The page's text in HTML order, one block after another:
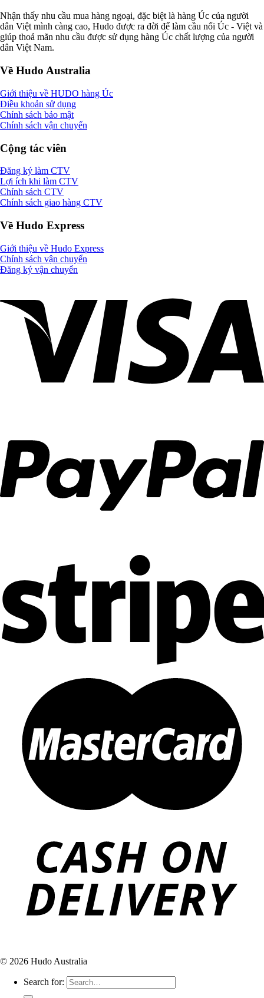
Nhận thấy nhu cầu mua hàng ngoại, đặc biệt là hàng Úc của người
dân Việt mình càng cao, Hudo được ra đời để làm cầu nối Úc - Việt và
giúp thoả mãn nhu cầu được sử dụng hàng Úc chất lượng của người
dân Việt Nam.
Về Hudo Australia
Giới thiệu về HUDO hàng Úc
Điều khoản sử dụng
Chính sách bảo mật
Chính sách vận chuyển
Cộng tác viên
Đăng ký làm CTV
Lợi ích khi làm CTV
Chính sách CTV
Chính sách giao hàng CTV
Về Hudo Express
Giới thiệu về Hudo Express
Chính sách vận chuyển
Đăng ký vận chuyển
© 2026 Hudo Australia
Search for: